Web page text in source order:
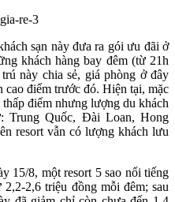
sạn này đưa ra gói ưu đãi ở
khách hàng bay đêm (từ 21h
này chia sẻ, giá phòng ở đây
cao điểm trước đó. Hiện tại, mặc
điểm nhưng lượng du khách
Trung Quốc, Đài Loan, Hong
resort vẫn có lượng khách lưu
15/8, một resort 5 sao nổi tiếng
2,6 triệu đồng mỗi đêm; sau